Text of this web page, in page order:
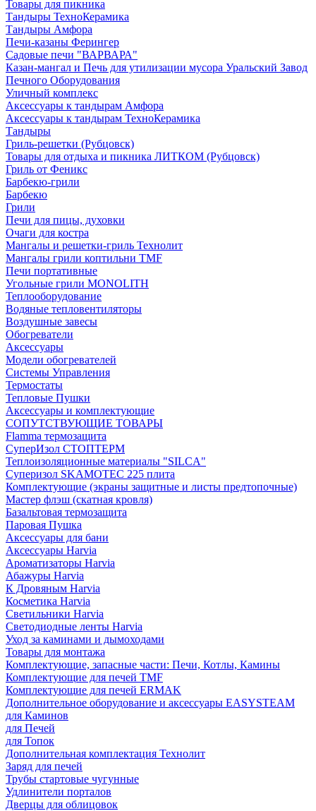
Товары для пикника
Тандыры ТехноКерамика
Тандыры Амфора
Печи-казаны Ферингер
Садовые печи "ВАРВАРА"
Казан-мангал и Печь для утилизации мусора Уральский Завод
Печного Оборудования
Уличный комплекс
Аксессуары к тандырам Амфора
Аксессуары к тандырам ТехноКерамика
Тандыры
Гриль-решетки (Рубцовск)
Товары для отдыха и пикника ЛИТКОМ (Рубцовск)
Гриль от Феникс
Барбекю-грили
Барбекю
Грили
Печи для пицы, духовки
Очаги для костра
Мангалы и решетки-гриль Технолит
Мангалы грили коптильни TMF
Печи портативные
Угольные грили MONOLITH
Теплооборудование
Водяные тепловентиляторы
Воздушные завесы
Обогреватели
Аксессуары
Модели обогревателей
Системы Управления
Термостаты
Тепловые Пушки
Аксессуары и комплектующие
СОПУТСТВУЮЩИЕ ТОВАРЫ
Flamma термозащита
СуперИзол СТОПТЕРМ
Теплоизоляционные материалы "SILCA"
Суперизол SKAMOTEC 225 плита
Комплектующие (экраны защитные и листы предтопочные)
Мастер флэш (скатная кровля)
Базальтовая термозащита
Паровая Пушка
Аксессуары для бани
Аксессуары Harvia
Ароматизаторы Harvia
Абажуры Harvia
К Дровяным Harvia
Косметика Harvia
Светильники Harvia
Светодиодные ленты Harvia
Уход за каминами и дымоходами
Товары для монтажа
Комплектующие, запасные части: Печи, Котлы, Камины
Комплектующие для печей TMF
Комплектующие для печей ERMAK
Дополнительное оборудование и аксессуары EASYSTEAM
для Каминов
для Печей
для Топок
Дополнительная комплектация Технолит
Заряд для печей
Трубы стартовые чугунные
Удлинители порталов
Дверцы для облицовок